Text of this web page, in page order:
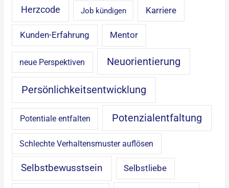
Herzcode Job kündigen Karriere
Kunden-Erfahrung Mentor
neue Perspektiven Neuorientierung
Persönlichkeitsentwicklung
Potentiale entfalten Potenzialentfaltung
Schlechte Verhaltensmuster auflösen
Selbstbewusstsein Selbstliebe